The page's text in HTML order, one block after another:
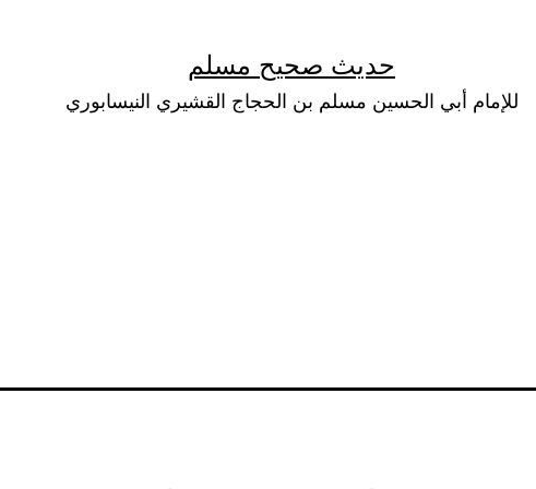
حديث صحيح مسلم
للإمام أبي الحسين مسلم بن الحجاج القشيري النيسابوري